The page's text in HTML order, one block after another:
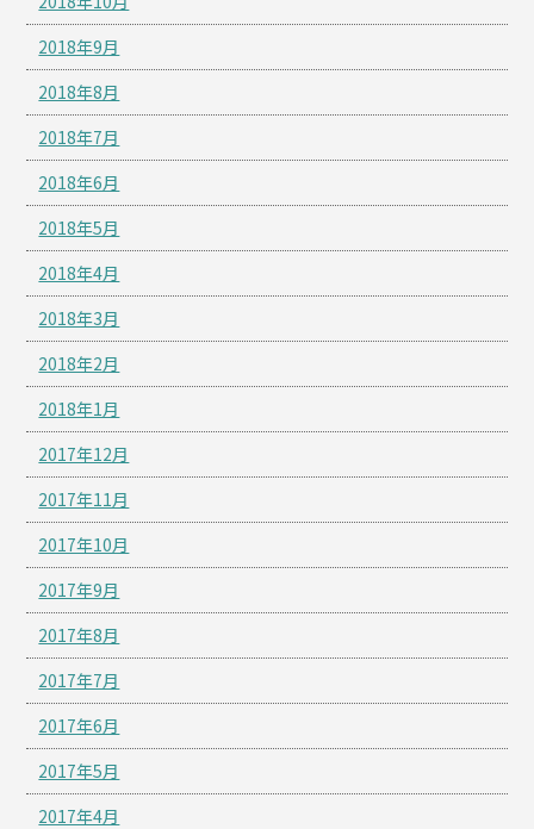
2018年9月
2018年8月
2018年7月
2018年6月
2018年5月
2018年4月
2018年3月
2018年2月
2018年1月
2017年12月
2017年11月
2017年10月
2017年9月
2017年8月
2017年7月
2017年6月
2017年5月
2017年4月